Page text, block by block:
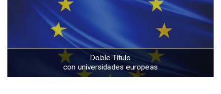
Doble Título
con universidades europeas